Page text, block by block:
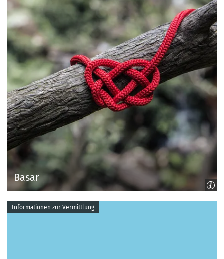
Basar
Informationen zur Vermittlung